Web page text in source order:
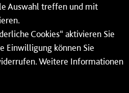
Dort erhalten Sie
Fahrplan bzw. zu
Auswahl treffen und mit
Cookies“ aktivieren Sie
Einwilligung können Sie
Weitere Informationen